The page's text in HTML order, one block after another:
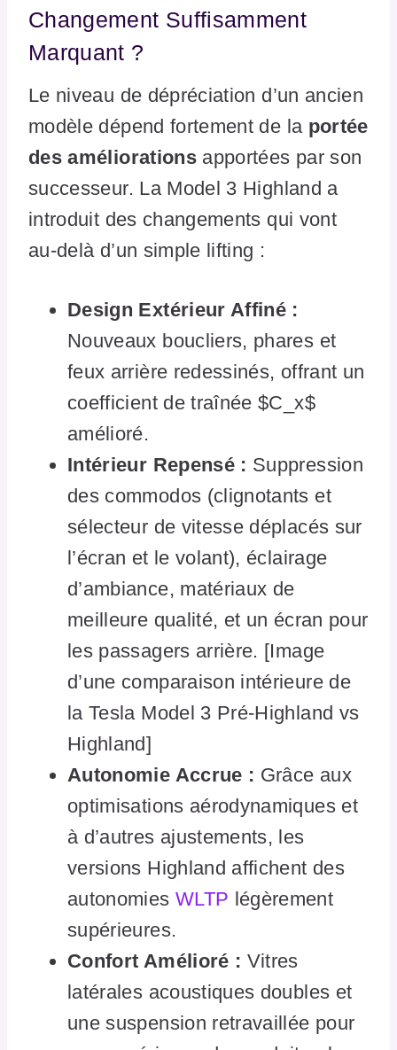
Changement Suffisamment
Marquant ?
Le niveau de dépréciation d’un ancien
modèle dépend fortement de la portée
des améliorationsapportées par son
successeur. La Model 3 Highland a
introduit des changements qui vont
au-delà d’un simple lifting :
Design Extérieur Affiné :
Nouveaux boucliers, phares et
feux arrière redessinés, offrant un
coefficient de traînée $C_x$
amélioré.
Intérieur Repensé : Suppression
des commodos (clignotants et
sélecteur de vitesse déplacés sur
l’écran et le volant), éclairage
d’ambiance, matériaux de
meilleure qualité, et un écran pour
les passagers arrière. [Image
d’une comparaison intérieure de
la Tesla Model 3 Pré-Highland vs
Highland]
Autonomie Accrue : Grâce aux
optimisations aérodynamiques et
à d’autres ajustements, les
versions Highland affichent des
autonomies WLTP légèrement
supérieures.
Confort Amélioré : Vitres
latérales acoustiques doubles et
une suspension retravaillée pour